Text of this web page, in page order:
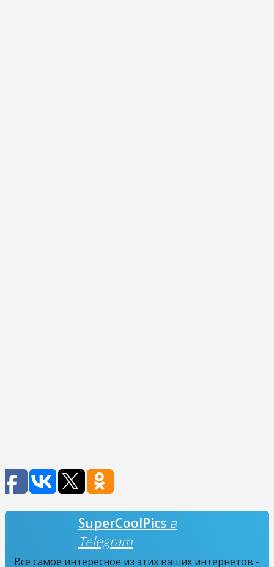
SuperCoolPics в
Telegram
Все самое интересное из этих ваших интернетов -